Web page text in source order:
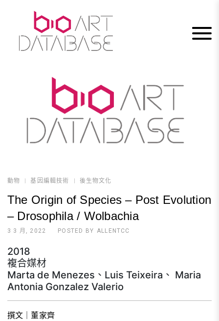
動物 基因編輯技術 後生物文化
The Origin of Species – Post Evolution
– Drosophila / Wolbachia
3 3 月, 2022 POSTED BY ALLENTCC
2018
複合媒材
Marta de Menezes、Luis Teixeira、 Maria
Antonia Gonzalez Valerio
撰文｜董家齊